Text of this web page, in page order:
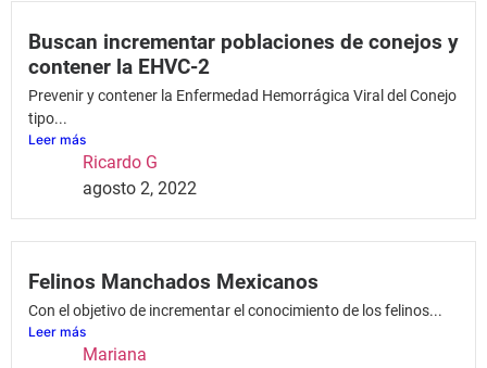
Buscan incrementar poblaciones de conejos y
contener la EHVC-2
Prevenir y contener la Enfermedad Hemorrágica Viral del Conejo
tipo...
Leer más
Ricardo G
agosto 2, 2022
Felinos Manchados Mexicanos
Con el objetivo de incrementar el conocimiento de los felinos...
Leer más
Mariana